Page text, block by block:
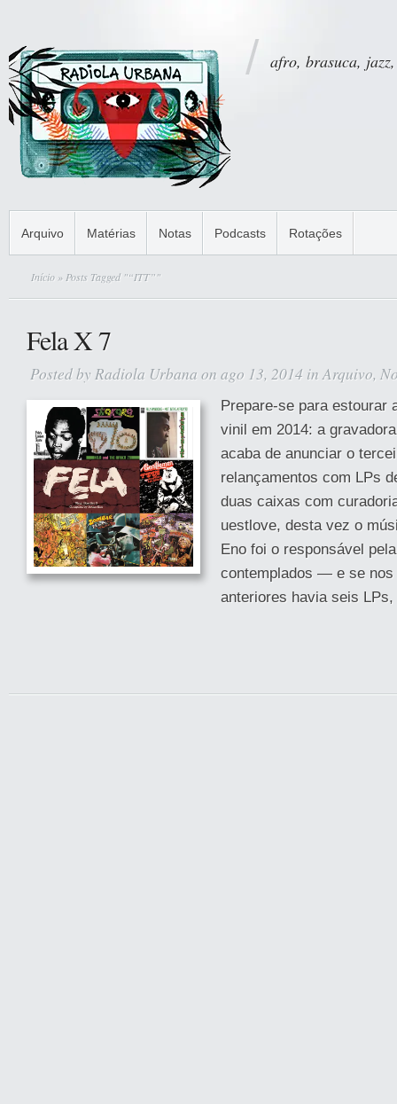
afro, brasuca,
Arquivo Matérias Notas Podcasts Rotações
Início » Posts Tagged "“ITT”"
Fela X 7
Posted by Radiola Urbana on ago 13, 2014 inArquivo,
Prepare-se para estourar
vinil em 2014: a
acaba de anunciar o
relançamentos com LPs
duas caixas com
uestlove, desta vez o
Eno foi o responsável
contemplados — e se nos
anteriores havia seis